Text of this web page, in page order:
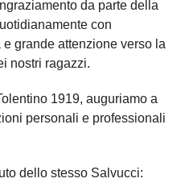
da parte della
con
grande attenzione verso la
nostri ragazzi.
1919, auguriamo a
personali e professionali
dello stesso Salvucci: